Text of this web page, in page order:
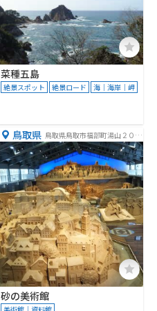
菜種五島
絶景スポット 絶景ロード 海｜海岸｜岬
鳥取県 鳥取県鳥取市福部町湯山２０８
３−１７
砂の美術館